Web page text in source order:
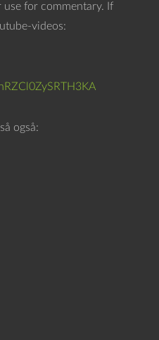
/
p
for commentary. If
videos:
også: